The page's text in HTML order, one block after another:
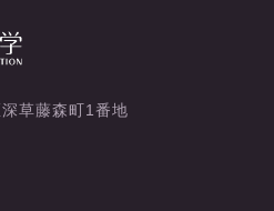
草藤森町1番地